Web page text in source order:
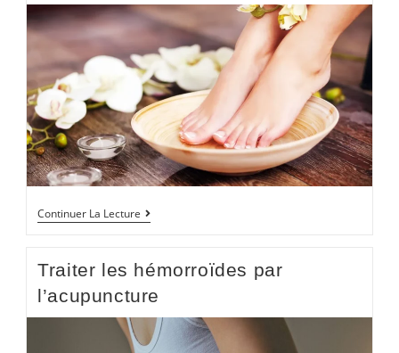
Continuer La Lecture
Traiter les hémorroïdes par
l’acupuncture